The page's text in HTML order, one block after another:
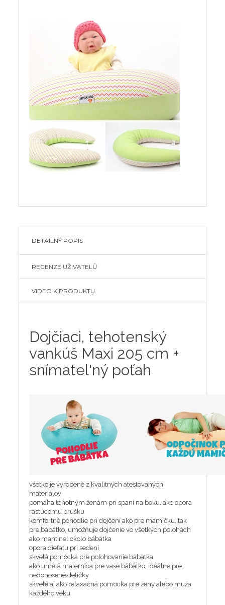
DETAILNÝ POPIS
RECENZE UŽIVATELŮ
VIDEO K PRODUKTU
Dojčiaci, tehotenský
vankúš Maxi 205 cm +
snímatel'ný poťah
všetko je vyrobené z kvalitných atestovaných
materiálov
pomáha tehotným ženám pri spaní na boku, ako opora
rastúcemu brušku
komfortné pohodlie pri dojčení ako pre mamičku, tak
pre bábätko, umožňuje dojčenie vo všetkých polohách
ako mantinel okolo bábätka
opora dieťaťu pri sedení
skvelá pomöcka pre polohovanie bábätka
ako umelá maternica pre vaše bábätko, ideálne pre
nedonosené detičky
skvelé aj ako relaxačná pomocka pre ženy alebo muža
každého veku